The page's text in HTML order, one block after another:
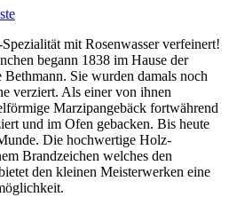
mit Rosenwasser verfeinert!
begann 1838 im Hause der
Sie wurden damals noch
verziert. Als einer von ihnen
Marzipangebäck fortwährend
und im Ofen gebacken. Bis heute
Die hochwertige Holz-
Brandzeichen welches den
den kleinen Meisterwerken eine